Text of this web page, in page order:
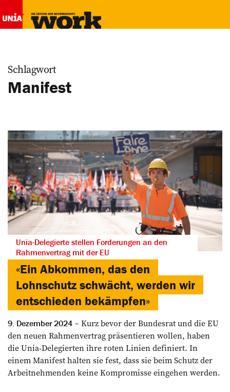
Schlagwort
Manifest
Unia-Delegierte stellen Forderungen an den
Rahmenvertrag mit der EU
«Ein Abkommen, das den
Lohnschutz schwächt, werden wir
entschieden bekämpfen»
9. Dezember 2024
Kurz bevor der Bundesrat und die EU
den neuen Rahmenvertrag präsentieren wollen, haben
die Unia-Delegierten ihre roten Linien definiert. In
einem Manifest halten sie fest, dass sie beim Schutz der
Arbeitnehmenden keine Kompromisse eingehen werden.